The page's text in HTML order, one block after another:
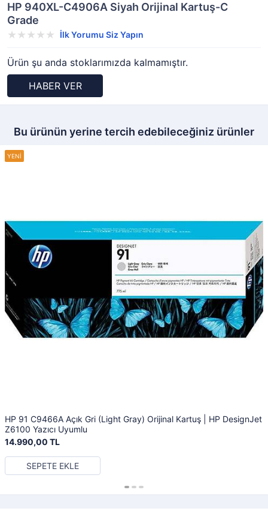
HP 940XL-C4906A Siyah Orijinal Kartuş-C
Grade
İlk Yorumu Siz Yapın
Ürün şu anda stoklarımızda kalmamıştır.
HABER VER
Bu ürünün yerine tercih edebileceğiniz ürünler
HP 91 C9466A Açık Gri (Light Gray) Orijinal Kartuş | HP DesignJet
Z6100 Yazıcı Uyumlu
14.990,00 TL
SEPETE EKLE